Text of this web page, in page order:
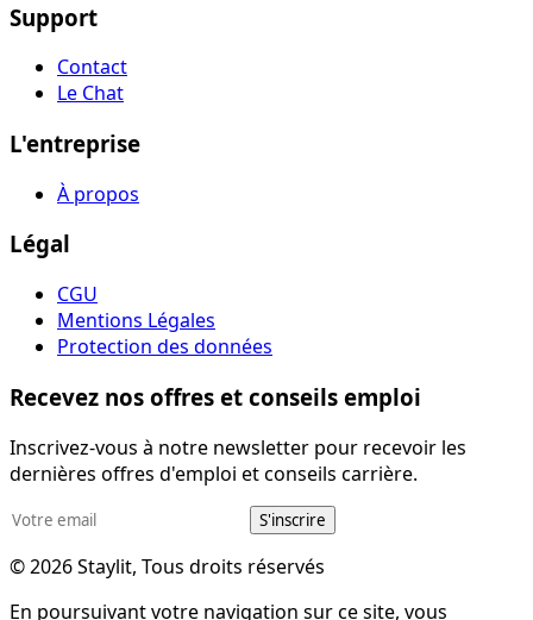
Support
Contact
Le Chat
L'entreprise
À propos
Légal
CGU
Mentions Légales
Protection des données
Recevez nos offres et conseils emploi
Inscrivez-vous à notre newsletter pour recevoir les
dernières offres d'emploi et conseils carrière.
S'inscrire
© 2026 Staylit, Tous droits réservés
En poursuivant votre navigation sur ce site, vous